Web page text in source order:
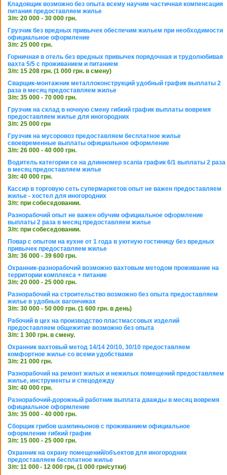
Кладовщик возможно без опыта всему научим частичная компенсация
питания предоставляем жилье
З/п: 20 000 - 30 000 грн.
Грузчик без вредных привычек обеспечим жильем при необходимости
официальное оформление
З/п: 25 000 грн.
Горничная в отель без вредных привычек порядочная и трудолюбивая
вахта 5/5 с проживанием и питанием
З/п: 15 208 грн. (1 000 грн. в смену)
Сварщик-монтажник металлоконструкций удобный график выплаты 2
раза в месяц предоставляем жилье
З/п: 35 000 - 70 000 грн.
Грузчик на склад в ночную смену гибкий график выплаты вовремя
предоставляем жилье для иногородних
З/п: 25 000 грн
Грузчик на мусоровоз предоставляем бесплатное жилье
своевременные выплаты официальное оформление
З/п: 26 000 - 40 000 грн.
Водитель категории се на длинномер scania график 6/1 выплаты 2 раза
в месяц предоставляем жилье
З/п: 40 000 грн.
Кассир в торговую сеть супермаркетов опыт не важен предоставляем
жилье - хостел для иногородних
З/п: при собеседовании.
Разнорабочий опыт не важен обучим официальное оформление
выплаты 2 раза в месяц предоставляем жилье
З/п: при собеседовании.
Повар с опытом на кухне от 1 года в уютную гостиницу без вредных
привычек предоставляем жилье
З/п: 36 000 - 39 600 грн.
Охранник-разнорабочий возможно вахтовым методом проживание на
территории комплекса + питание
З/п: 20 000 - 25 000 грн.
Разнорабочий на строительство возможно без опыта предоставляем
жилье в удобных вагончиках
З/п: 30 000 - 50 000 грн. (1 600 грн. в день)
Рабочий в цех на производство пластмассовых изделий
предоставляем общежитие возможно без опыта
З/п: 1 300 грн. в смену.
Охранник вахтовый метод 14/14 20/10, 30/10 предоставляем
комфортное жилье со всеми удобствами
З/п: 21 000 грн.
Разнорабочий на ремонт жилых и нежилых помещений предоставляем
жилье, инструменты и спецодежду
З/п: 40 000 грн.
Разнорабочий-дорожный работник выплата дважды в месяц вовремя
официальное оформление
З/п: 35 000 - 40 000 грн.
Сборщик грибов шампиньонов с проживанием официальное
оформление гибкий график
З/п: 15 000 - 25 000 грн.
Охранник на охрану помещений/объектов для иногородних
предоставляем бесплатное жилье
З/п: 11 000 - 12 000 грн, (1 000 грн/сутки)